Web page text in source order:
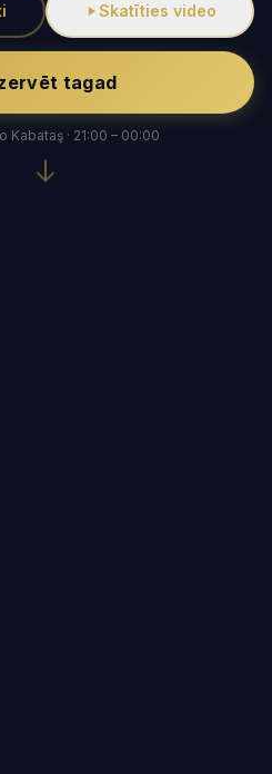
Skatīties video
tagad
Kabataş · 21:00 – 00:00